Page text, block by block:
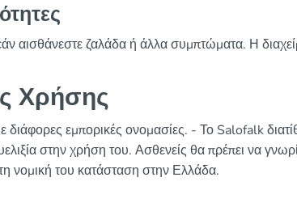
αισθάνεστε ζαλάδα ή άλλα συμπτώματα. Η
Χρήσης
εμπορικές ονομασίες. - Το Salofalk
στην χρήση του. Ασθενείς θα πρέπει να
νομική του κατάσταση στην Ελλάδα.